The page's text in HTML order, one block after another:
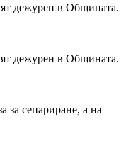
дежурен в Общината.
дежурен в Общината.
за сепариране, а на